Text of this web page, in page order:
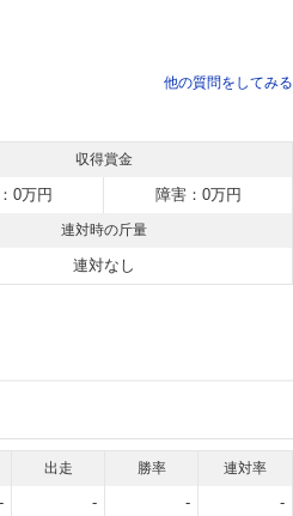
他の質問をしてみる
収得賞金
0万円 障害：0万円
連対時の斤量
連対なし
出走 勝率 連対率
- - -
-